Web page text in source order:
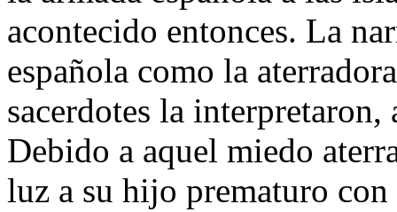
acontecido entonces. La
española como la
sacerdotes la
Debido a aquel miedo
luz a su hijo prematuro